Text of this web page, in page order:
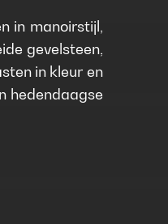
in manoirstijl,
gevelsteen,
in kleur en
hedendaagse